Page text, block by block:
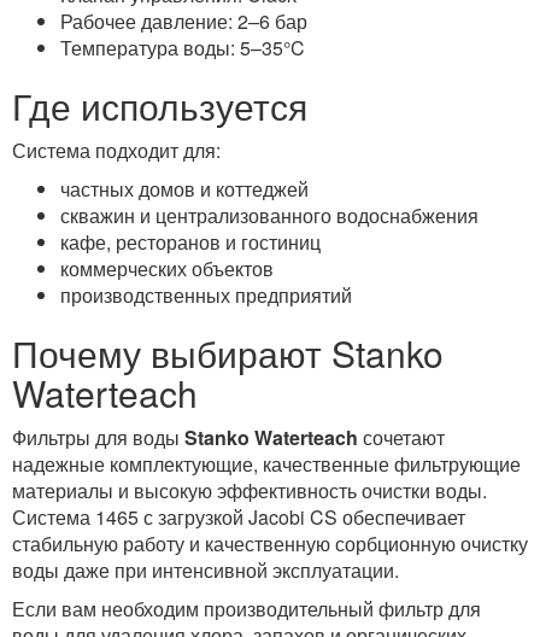
Рабочее давление: 2–6 бар
Температура воды: 5–35°C
Где используется
Система подходит для:
частных домов и коттеджей
скважин и централизованного водоснабжения
кафе, ресторанов и гостиниц
коммерческих объектов
производственных предприятий
Почему выбирают Stanko
Waterteach
Фильтры для воды Stanko Waterteach сочетают
надежные комплектующие, качественные фильтрующие
материалы и высокую эффективность очистки воды.
Система 1465 с загрузкой Jacobi CS обеспечивает
стабильную работу и качественную сорбционную очистку
воды даже при интенсивной эксплуатации.
Если вам необходим производительный фильтр для